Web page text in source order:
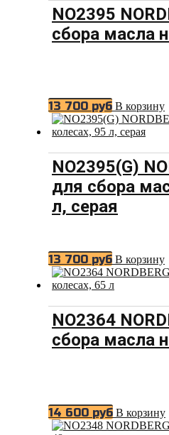
NO2395
сбора масла
13 700 руб В корзину
NO2395(G)
для сбора
л, серая
13 700 руб В корзину
NO2364
сбора масла
14 600 руб В корзину